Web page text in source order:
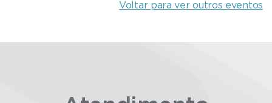
Voltar para ver outros eventos